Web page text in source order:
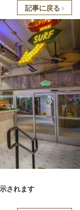
記事に戻る
されます